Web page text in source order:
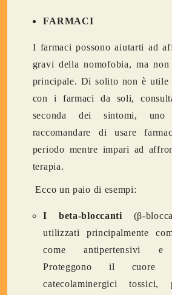
FARMACI
I farmaci possono aiutarti ad
gravi della nomofobia, ma non
principale. Di solito non è utile
con i farmaci da soli,
seconda dei sintomi, uno
raccomandare di usare
periodo mentre impari ad
terapia.
Ecco un paio di esempi:
I beta-bloccanti (β-
utilizzati principalmente
come antipertensivi e
Proteggono il cuore
catecolaminergici tossici,